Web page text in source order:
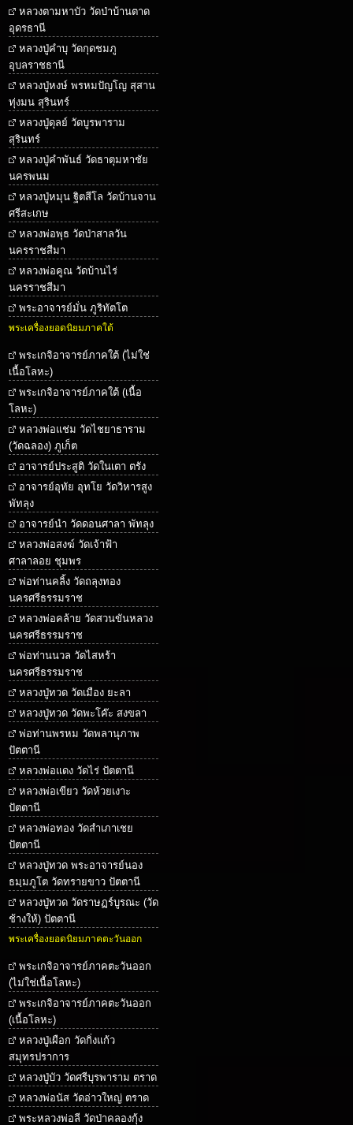
หลวงตามหาบัว วัดป่าบ้านตาด
อุดรธานี
หลวงปู่คำบุ วัดกุดชมภู
อุบลราชธานี
หลวงปู่หงษ์ พรหมปัญโญ สุสาน
ทุ่งมน สุรินทร์
หลวงปู่ดุลย์ วัดบูรพาราม
สุรินทร์
หลวงปู่คำพันธ์ วัดธาตุมหาชัย
นครพนม
หลวงปู่หมุน ฐิตสีโล วัดบ้านจาน
ศรีสะเกษ
หลวงพ่อพุธ วัดป่าสาลวัน
นครราชสีมา
หลวงพ่อคูณ วัดบ้านไร่
นครราชสีมา
พระอาจารย์มั่น ภูริทัตโต
พระเครื่องยอดนิยมภาคใต้
พระเกจิอาจารย์ภาคใต้ (ไม่ใช่
เนื้อโลหะ)
พระเกจิอาจารย์ภาคใต้ (เนื้อ
โลหะ)
หลวงพ่อแช่ม วัดไชยาธาราม
(วัดฉลอง) ภูเก็ต
อาจารย์ประสูติ วัดในเตา ตรัง
อาจารย์อุทัย อุทโย วัดวิหารสูง
พัทลุง
อาจารย์นำ วัดดอนศาลา พัทลุง
หลวงพ่อสงฆ์ วัดเจ้าฟ้า
ศาลาลอย ชุมพร
พ่อท่านคลิ้ง วัดถลุงทอง
นครศรีธรรมราช
หลวงพ่อคล้าย วัดสวนขันหลวง
นครศรีธรรมราช
พ่อท่านนวล วัดไสหร้า
นครศรีธรรมราช
หลวงปู่ทวด วัดเมือง ยะลา
หลวงปู่ทวด วัดพะโค๊ะ สงขลา
พ่อท่านพรหม วัดพลานุภาพ
ปัตตานี
หลวงพ่อแดง วัดไร่ ปัตตานี
หลวงพ่อเขียว วัดห้วยเงาะ
ปัตตานี
หลวงพ่อทอง วัดสำเภาเชย
ปัตตานี
หลวงปู่ทวด พระอาจารย์นอง
ธมฺมภูโต วัดทรายขาว ปัตตานี
หลวงปู่ทวด วัดราษฏร์บูรณะ (วัด
ช้างให้) ปัตตานี
พระเครื่องยอดนิยมภาคตะวันออก
พระเกจิอาจารย์ภาคตะวันออก
(ไม่ใช่เนื้อโลหะ)
พระเกจิอาจารย์ภาคตะวันออก
(เนื้อโลหะ)
หลวงปู่เผือก วัดกิ่งแก้ว
สมุทรปราการ
หลวงปู่บัว วัดศรีบุรพาราม ตราด
หลวงพ่อนัส วัดอ่าวใหญ่ ตราด
พระหลวงพ่อลี วัดป่าคลองกุ้ง